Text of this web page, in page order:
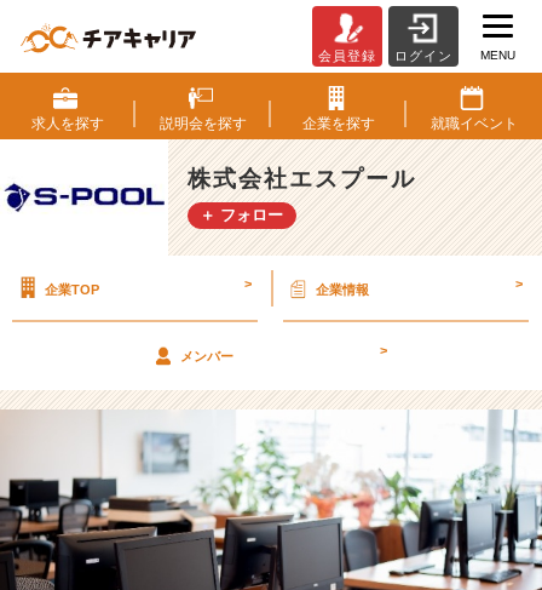
ン
ラ
イ
ン
就
活
引
法
社
エ
ス
プ
会員登録 ログイン MENU
求人を探す 説明会を探す 企業を探す 就職イベント
株式会社エスプール
＋ フォロー
企業TOP > 企業情報 >
メンバー >